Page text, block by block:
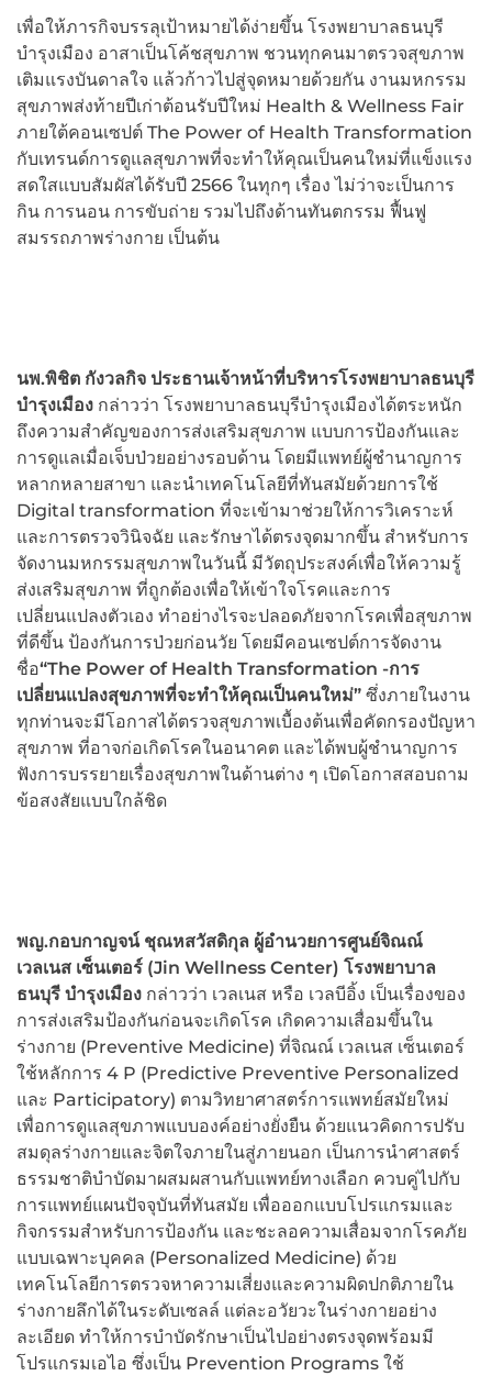
เพื่อให้ภารกิจบรรลุเป้าหมายได้ง่ายขึ้น โรงพยาบาลธนบุรี
บำรุงเมือง อาสาเป็นโค้ชสุขภาพ ชวนทุกคนมาตรวจสุขภาพ
เติมแรงบันดาลใจ แล้วก้าวไปสู่จุดหมายด้วยกัน งานมหกรรม
สุขภาพส่งท้ายปีเก่าต้อนรับปีใหม่ Health & Wellness Fair
ภายใต้คอนเซปต์ The Power of Health Transformation
กับเทรนด์การดูแลสุขภาพที่จะทำให้คุณเป็นคนใหม่ที่แข็งแรง
สดใสแบบสัมผัสได้รับปี 2566 ในทุกๆ เรื่อง ไม่ว่าจะเป็นการ
กิน การนอน การขับถ่าย รวมไปถึงด้านทันตกรรม ฟื้นฟู
สมรรถภาพร่างกาย เป็นต้น
นพ.พิชิต กังวลกิจ ประธานเจ้าหน้าที่บริหารโรงพยาบาลธนบุรี
บำรุงเมือง กล่าวว่า โรงพยาบาลธนบุรีบำรุงเมืองได้ตระหนัก
ถึงความสำคัญของการส่งเสริมสุขภาพ แบบการป้องกันและ
การดูแลเมื่อเจ็บป่วยอย่างรอบด้าน โดยมีแพทย์ผู้ชำนาญการ
หลากหลายสาขา และนำเทคโนโลยีที่ทันสมัยด้วยการใช้
Digital transformation ที่จะเข้ามาช่วยให้การวิเคราะห์
และการตรวจวินิจฉัย และรักษาได้ตรงจุดมากขึ้น สำหรับการ
จัดงานมหกรรมสุขภาพในวันนี้ มีวัตถุประสงค์เพื่อให้ความรู้
ส่งเสริมสุขภาพ ที่ถูกต้องเพื่อให้เข้าใจโรคและการ
เปลี่ยนแปลงตัวเอง ทำอย่างไรจะปลอดภัยจากโรคเพื่อสุขภาพ
ที่ดีขึ้น ป้องกันการป่วยก่อนวัย โดยมีคอนเซปต์การจัดงาน
ชื่อ“The Power of Health Transformation -การ
เปลี่ยนแปลงสุขภาพที่จะทำให้คุณเป็นคนใหม่” ซึ่งภายในงาน
ทุกท่านจะมีโอกาสได้ตรวจสุขภาพเบื้องต้นเพื่อคัดกรองปัญหา
สุขภาพ ที่อาจก่อเกิดโรคในอนาคต และได้พบผู้ชำนาญการ
ฟังการบรรยายเรื่องสุขภาพในด้านต่าง ๆ เปิดโอกาสสอบถาม
ข้อสงสัยแบบใกล้ชิด
พญ.กอบกาญจน์ ชุณหสวัสดิกุล ผู้อำนวยการศูนย์จิณณ์
เวลเนส เซ็นเตอร์ (Jin Wellness Center) โรงพยาบาล
ธนบุรี บำรุงเมือง กล่าวว่า เวลเนส หรือ เวลบีอิ้ง เป็นเรื่องของ
การส่งเสริมป้องกันก่อนจะเกิดโรค เกิดความเสื่อมขึ้นใน
ร่างกาย (Preventive Medicine) ที่จิณณ์ เวลเนส เซ็นเตอร์
ใช้หลักการ 4 P (Predictive Preventive Personalized
และ Participatory) ตามวิทยาศาสตร์การแพทย์สมัยใหม่
เพื่อการดูแลสุขภาพแบบองค์อย่างยั่งยืน ด้วยแนวคิดการปรับ
สมดุลร่างกายและจิตใจภายในสู่ภายนอก เป็นการนำศาสตร์
ธรรมชาติบำบัดมาผสมผสานกับแพทย์ทางเลือก ควบคู่ไปกับ
การแพทย์แผนปัจจุบันที่ทันสมัย เพื่อออกแบบโปรแกรมและ
กิจกรรมสำหรับการป้องกัน และชะลอความเสื่อมจากโรคภัย
แบบเฉพาะบุคคล (Personalized Medicine) ด้วย
เทคโนโลยีการตรวจหาความเสี่ยงและความผิดปกติภายใน
ร่างกายลึกได้ในระดับเซลล์ แต่ละอวัยวะในร่างกายอย่าง
ละเอียด ทำให้การบำบัดรักษาเป็นไปอย่างตรงจุดพร้อมมี
โปรแกรมเอไอ ซึ่งเป็น Prevention Programs ใช้